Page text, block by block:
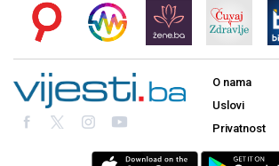
O nama
Uslovi
Privatnost